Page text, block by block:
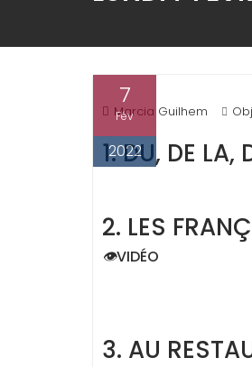
7
Fév
2022
Marcia Guilhem
1. DU, DE LA,
2. LES
👁VIDÉO
3. AU